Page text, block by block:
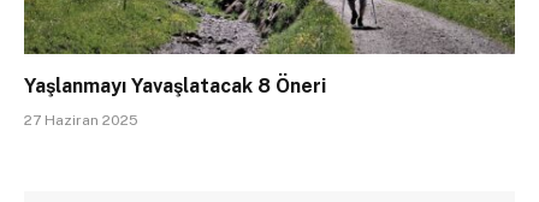
Yaşlanmayı Yavaşlatacak 8 Öneri
27 Haziran 2025